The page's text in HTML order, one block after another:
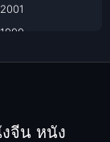
2001
1999
1991จีน หนัง